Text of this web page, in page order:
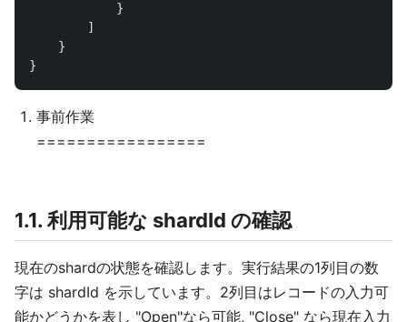
}
]
}
}
事前作業
=================
1.1. 利用可能な shardId の確認
現在のshardの状態を確認します。実行結果の1列目の数
字は shardId を示しています。2列目はレコードの入力可
能かどうかを表し "Open"なら可能, "Close" なら現在入力